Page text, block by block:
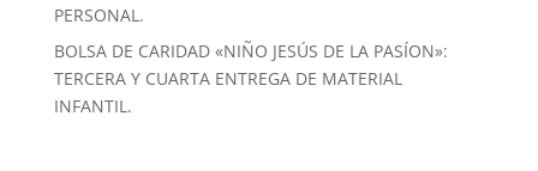
PERSONAL.
BOLSA DE CARIDAD «NIÑO JESÚS DE LA PASÍON»:
TERCERA Y CUARTA ENTREGA DE MATERIAL
INFANTIL.